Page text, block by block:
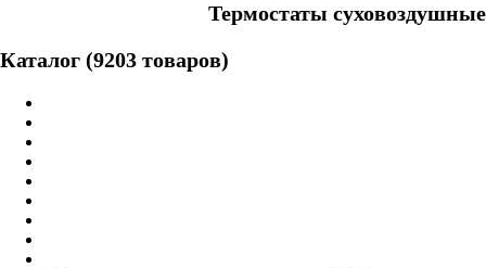
Термостаты суховоздушные
Каталог (9203 товаров)